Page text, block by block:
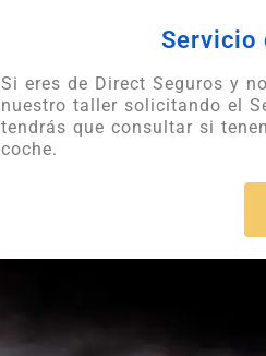
Servicio
Si eres de Direct Seguros y
nuestro taller solicitando el
tendrás que consultar si
coche.